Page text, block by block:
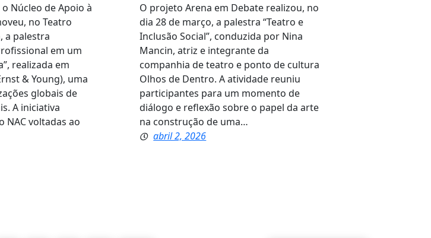
Núcleo de Apoio à
no Teatro
a palestra
em um
realizada em
& Young), uma
globais de
A iniciativa
NAC voltadas ao
O projeto Arena em Debate realizou, no
dia 28 de março, a palestra “Teatro e
Inclusão Social”, conduzida por Nina
Mancin, atriz e integrante da
companhia de teatro e ponto de cultura
Olhos de Dentro. A atividade reuniu
participantes para um momento de
diálogo e reflexão sobre o papel da arte
na construção de uma…
abril 2, 2026